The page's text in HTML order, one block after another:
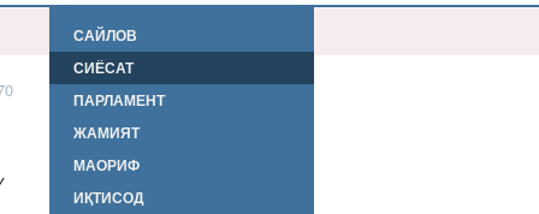
САЙЛОВ
СИЁСАТ
ПАРЛАМЕНТ
ЖАМИЯТ
МАОРИФ
ИҚТИСОД